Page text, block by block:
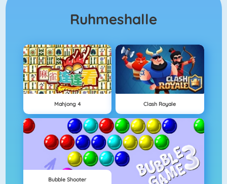
Ruhmeshalle
Mahjong 4 Clash Royale
Bubble Shooter